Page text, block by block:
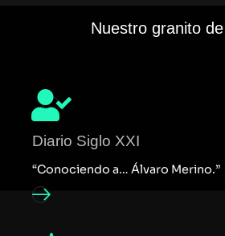
Nuestro granito
Diario Siglo XXI
“Conociendo a… Álvaro Merino.”